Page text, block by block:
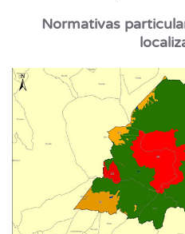
Normativas